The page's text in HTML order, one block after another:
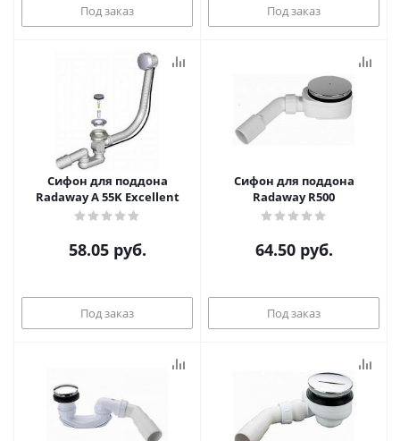
Под заказ Под заказ
Сифон для поддона
Radaway A 55K Excellent
58.05руб.
Под заказ
Сифон для поддона
Radaway R500
64.50руб.
Под заказ